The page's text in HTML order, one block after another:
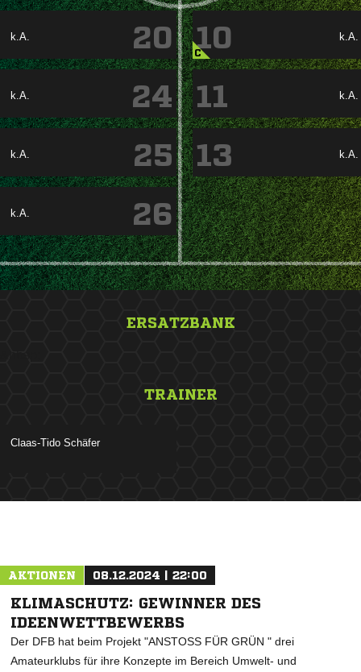
k.A. 20
k.A. 24
k.A. 25
k.A. 26
k.A.
10
C
k.A.
11
k.A.
13
ERSATZBANK
TRAINER
 
AKTIONEN 08.12.2024 | 22:00
KLIMASCHUTZ: GEWINNER DES
IDEENWETTBEWERBS
Der DFB hat beim Projekt "ANSTOSS FÜR GRÜN " drei
Amateurklubs für ihre Konzepte im Bereich Umwelt- und